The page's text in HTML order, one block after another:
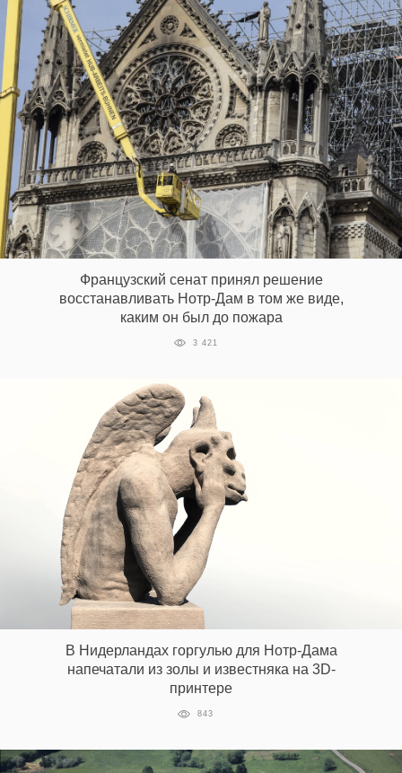
Французский сенат принял решение
восстанавливать Нотр-Дам в том же виде,
каким он был до пожара
3 421
В Нидерландах горгулью для Нотр-Дама
напечатали из золы и известняка на 3D-
принтере
843